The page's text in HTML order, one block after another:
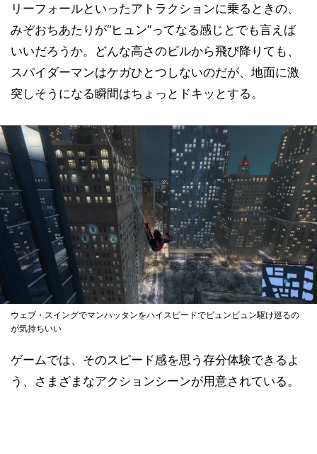
リーフォールといったアトラクションに乗るときの、
みぞおちあたりが“ヒュン”ってなる感じとでも言えば
いいだろうか。どんな高さのビルから飛び降りても、
スパイダーマンはケガひとつしないのだが、地面に激
突しそうになる瞬間はちょっとドキッとする。
ウェブ・スイングでマンハッタンをハイスピードでビュンビュン駆け巡るの
が気持ちいい
ゲームでは、そのスピード感を思う存分体験できるよ
う、さまざまなアクションシーンが用意されている。